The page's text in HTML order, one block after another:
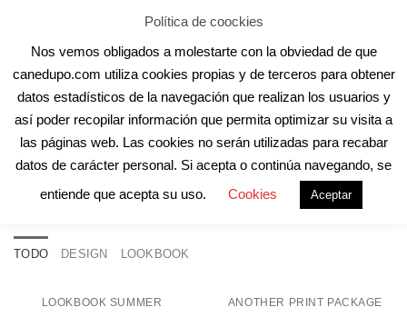
content
Aula Online Contacto Registro
LOOKBOOK SUMMER
TODO DESIGN LOOKBOOK
LOOKBOOK SUMMER ANOTHER PRINT PACKAGE
Política de coockies
Nos vemos obligados a molestarte con la obviedad de que
canedupo.com utiliza cookies propias y de terceros para obtener
datos estadísticos de la navegación que realizan los usuarios y
así poder recopilar información que permita optimizar su visita a
las páginas web. Las cookies no serán utilizadas para recabar
datos de carácter personal. Si acepta o continúa navegando, se
entiende que acepta su uso.
Cookies Aceptar